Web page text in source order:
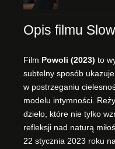
Opis filmu Slow
Film Powoli (2023) to
subtelny sposób
w postrzeganiu
modelu intymności.
dzieło, które nie tylko
refleksji nad naturą
22 stycznia 2023 roku